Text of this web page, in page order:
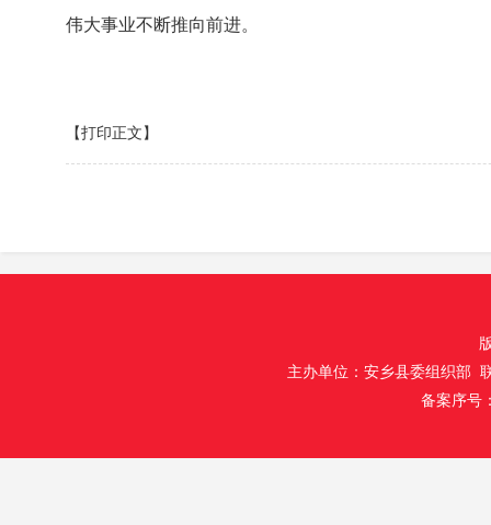
伟大事业不断推向前进。
【打印正文】
主办单位：安乡县委组织部
备案序号